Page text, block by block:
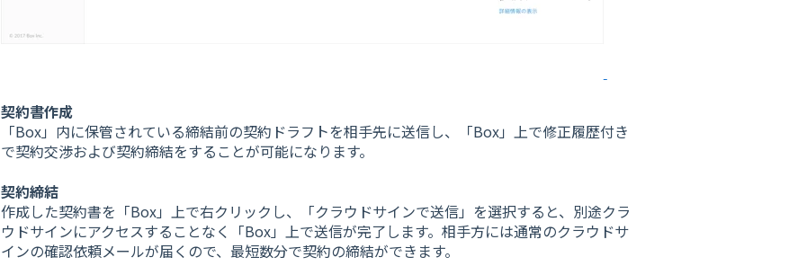
契約書作成
「Box」内に保管されている締結前の契約ドラフトを相手先に送信し、「Box」上で修正履歴付き
で契約交渉および契約締結をすることが可能になります。
契約締結
作成した契約書を「Box」上で右クリックし、「クラウドサインで送信」を選択すると、別途クラ
ウドサインにアクセスすることなく「Box」上で送信が完了します。相手方には通常のクラウドサ
インの確認依頼メールが届くので、最短数分で契約の締結ができます。